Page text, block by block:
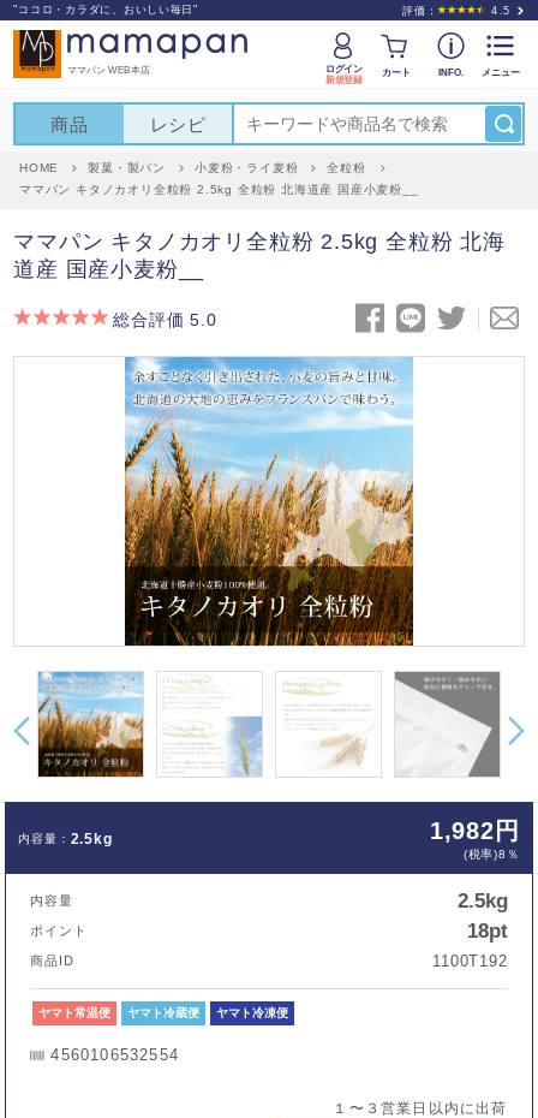
"ココロ・カラダに、おいしい毎日" 評価： 4.5
ママパン WEB本店
ログイン
新規登録
カート INFO. メニュー
商品 レシピ
HOME 製菓・製パン 小麦粉・ライ麦粉
全粒粉
ママパン キタノカオリ全粒粉 2.5kg 全粒粉 北海道産 国産小麦粉__
ママパン キタノカオリ全粒粉 2.5kg 全粒粉 北海
道産 国産小麦粉__
総合評価 5.0
2.5kg 1,982円
(税率)8％
内容量 2.5kg
ポイント 18pt
商品ID 1100T192
ヤマト常温便 ヤマト冷蔵便 ヤマト冷凍便
4560106532554
１〜３営業日以内に出荷